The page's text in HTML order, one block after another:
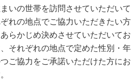
いの世帯を訪問させていただいて
れの地点でご協力いただきたい方
らかじめ決めさせていただいてお
それぞれの地点で定めた性別・年
ご協力をご承諾いただけた方にお